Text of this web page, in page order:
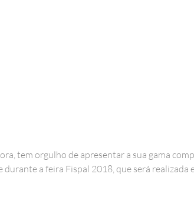
tem orgulho de apresentar a sua gama
a feira Fispal 2018, que será realizada